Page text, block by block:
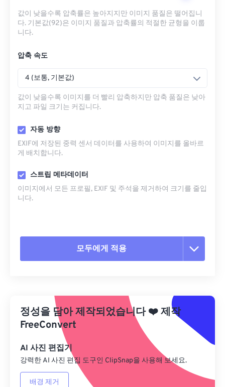
값이 낮을수록 압축률은 높아지지만 이미지 품질은 떨어집니
다. 기본값(92)은 이미지 품질과 압축률의 적절한 균형을 이룹
니다.
압축 속도
4 (보통, 기본값)
값이 낮을수록 이미지를 더 빨리 압축하지만 압축 품질은 낮아
지고 파일 크기는 커집니다.
자동 방향
EXIF에 저장된 중력 센서 데이터를 사용하여 이미지를 올바르
게 배치합니다.
스트립 메타데이터
이미지에서 모든 프로필, EXIF ​​및 주석을 제거하여 크기를 줄입
니다.
모두에게 적용
사전 설정에서 적용
사전 설정으로 저장
정성을 담아 제작되었습니다❤️제작
FreeConvert
AI 사진 편집기
강력한 AI 사진 편집 도구인 ClipSnap을 사용해 보세요.
배경 제거